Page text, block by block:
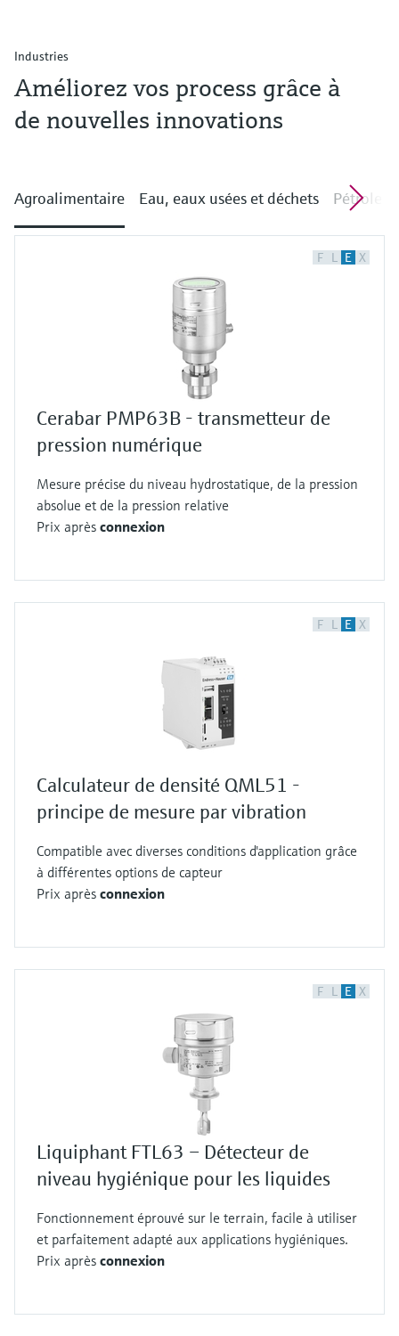
Industries
Améliorez vos process grâce à
de nouvelles innovations
Agroalimentaire Eau, eaux usées et déchets Pétrole
F L E X
Cerabar PMP63B - transmetteur de
pression numérique
Mesure précise du niveau hydrostatique, de la pression
absolue et de la pression relative
Prix après connexion
F L E X
Calculateur de densité QML51 -
principe de mesure par vibration
Compatible avec diverses conditions d'application grâce
à différentes options de capteur
Prix après connexion
F L E X
Liquiphant FTL63 – Détecteur de
niveau hygiénique pour les liquides
Fonctionnement éprouvé sur le terrain, facile à utiliser
et parfaitement adapté aux applications hygiéniques.
Prix après connexion